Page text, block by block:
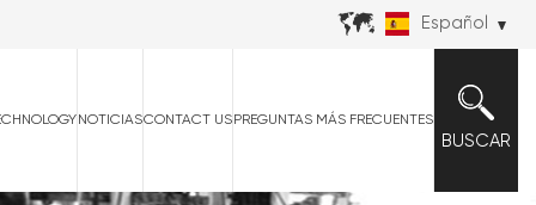
Español
BUSCAR
NOTICIASCONTACT US PREGUNTAS MÁS FRECUENTES